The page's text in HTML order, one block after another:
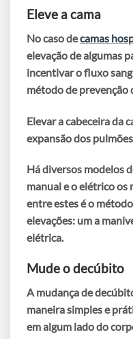
Eleve a cama
No caso decamas
elevação de algumas
incentivar o fluxo
método de prevenção
Elevar a cabeceira da
expansão dos
Há diversos modelos
manuale oelétricoos
entre estes é o
elevações: um a
elétrica.
Mude o decúbito
A mudança de
maneira simples e
em algum lado do